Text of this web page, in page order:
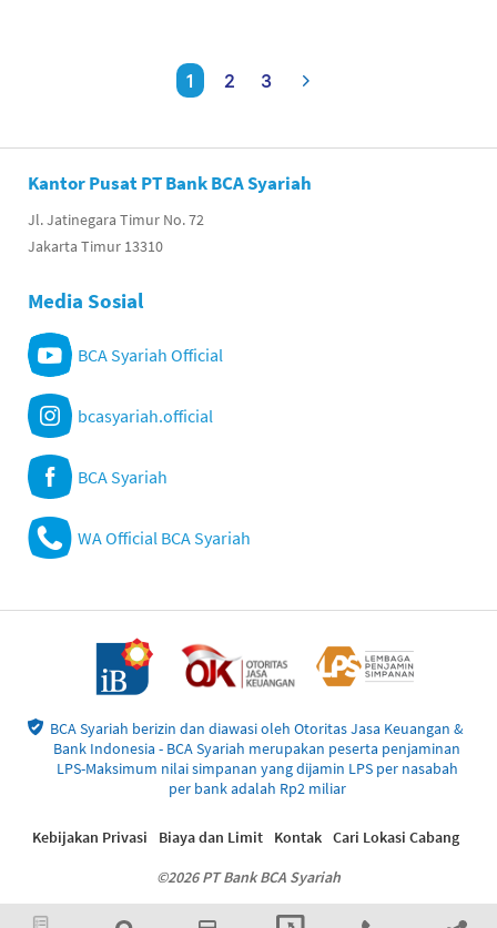
1 2 3
Kantor Pusat PT Bank BCA Syariah
Jl. Jatinegara Timur No. 72
Jakarta Timur 13310
Media Sosial
BCA Syariah Official
bcasyariah.official
BCA Syariah
WA Official BCA Syariah
BCA Syariah berizin dan diawasi oleh Otoritas Jasa Keuangan &
Bank Indonesia - BCA Syariah merupakan peserta penjaminan
LPS-Maksimum nilai simpanan yang dijamin LPS per nasabah
per bank adalah Rp2 miliar
©2026 PT Bank BCA Syariah
Kebijakan Privasi Biaya dan Limit Kontak Cari Lokasi Cabang